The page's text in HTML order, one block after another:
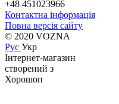
+48 451023966
Контактна інформація
Повна версія сайту
© 2020 VOZNA
Рус Укр
Інтернет-магазин
створений з
Хорошоп